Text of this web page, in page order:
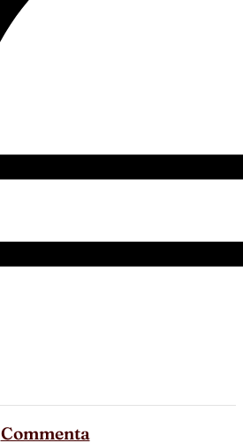
Commenta